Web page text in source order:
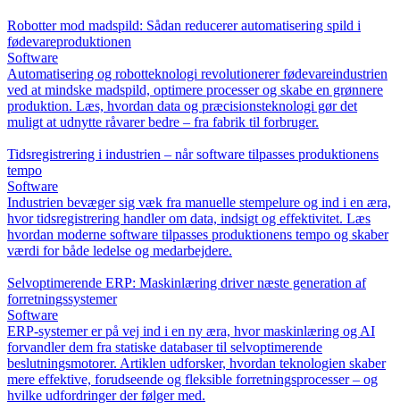
Robotter mod madspild: Sådan reducerer automatisering spild i
fødevareproduktionen
Software
Automatisering og robotteknologi revolutionerer fødevareindustrien
ved at mindske madspild, optimere processer og skabe en grønnere
produktion. Læs, hvordan data og præcisionsteknologi gør det
muligt at udnytte råvarer bedre – fra fabrik til forbruger.
Tidsregistrering i industrien – når software tilpasses produktionens
tempo
Software
Industrien bevæger sig væk fra manuelle stempelure og ind i en æra,
hvor tidsregistrering handler om data, indsigt og effektivitet. Læs
hvordan moderne software tilpasses produktionens tempo og skaber
værdi for både ledelse og medarbejdere.
Selvoptimerende ERP: Maskinlæring driver næste generation af
forretningssystemer
Software
ERP-systemer er på vej ind i en ny æra, hvor maskinlæring og AI
forvandler dem fra statiske databaser til selvoptimerende
beslutningsmotorer. Artiklen udforsker, hvordan teknologien skaber
mere effektive, forudseende og fleksible forretningsprocesser – og
hvilke udfordringer der følger med.